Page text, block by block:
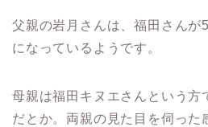
父親の岩月さんは、福田さんが
になっているようです。
母親は福田キヌエさんという方
だとか。両親の見た目を伺った